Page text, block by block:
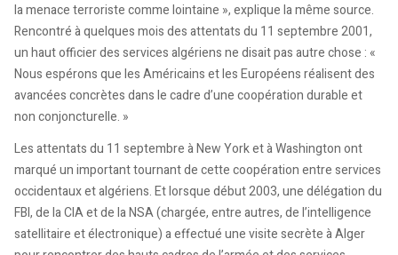
la menace terroriste comme lointaine », explique la même source.
Rencontré à quelques mois des attentats du 11 septembre 2001,
un haut officier des services algériens ne disait pas autre chose : «
Nous espérons que les Américains et les Européens réalisent des
avancées concrètes dans le cadre d’une coopération durable et
non conjoncturelle. »
Les attentats du 11 septembre à New York et à Washington ont
marqué un important tournant de cette coopération entre services
occidentaux et algériens. Et lorsque début 2003, une délégation du
FBI, de la CIA et de la NSA (chargée, entre autres, de l’intelligence
satellitaire et électronique) a effectué une visite secrète à Alger